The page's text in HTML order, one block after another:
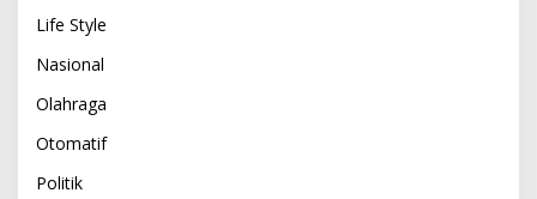
Life Style
Nasional
Olahraga
Otomatif
Politik